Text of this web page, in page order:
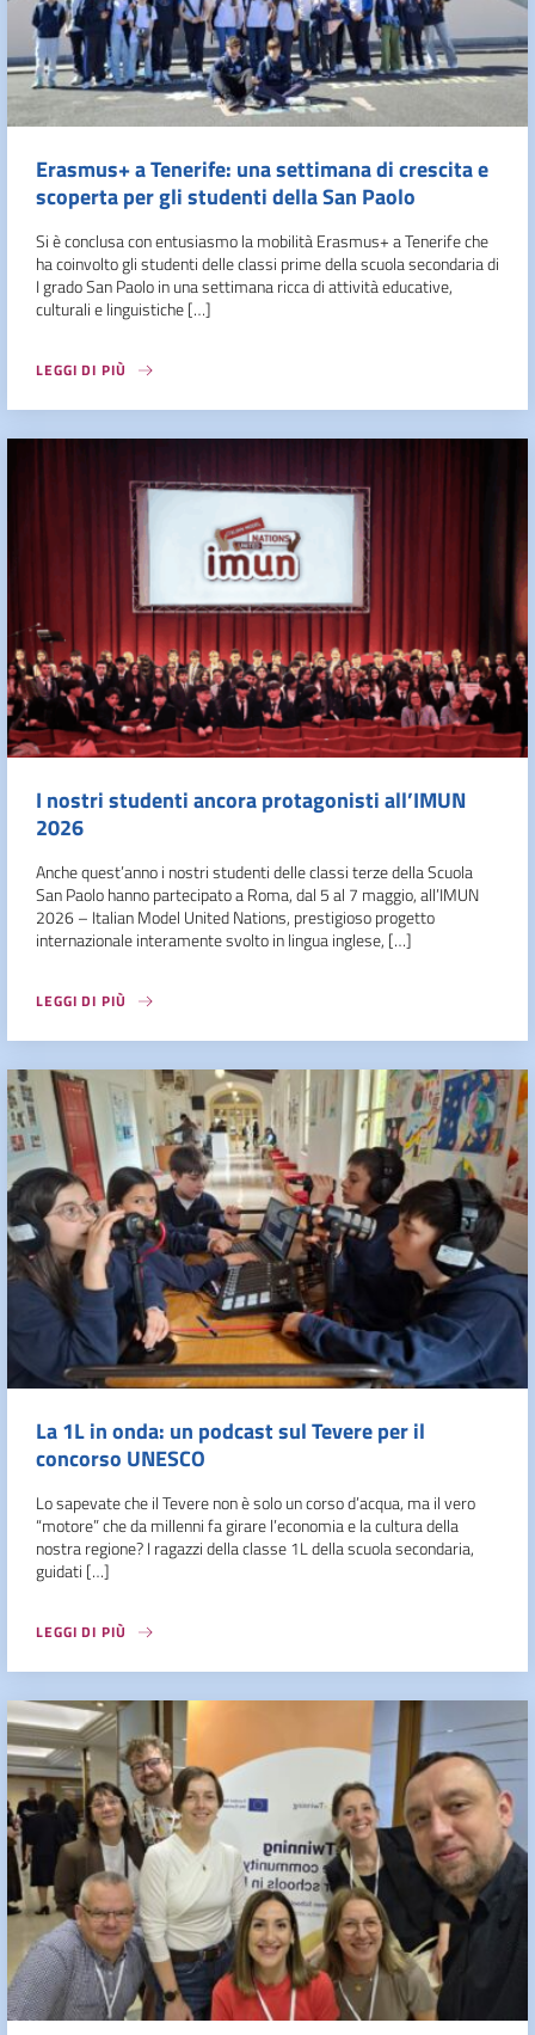
Erasmus+ a Tenerife: una settimana di crescita e
scoperta per gli studenti della San Paolo
Si è conclusa con entusiasmo la mobilità Erasmus+ a Tenerife che
ha coinvolto gli studenti delle classi prime della scuola secondaria di
I grado San Paolo in una settimana ricca di attività educative,
culturali e linguistiche […]
LEGGI DI PIÙ
I nostri studenti ancora protagonisti all’IMUN
2026
Anche quest’anno i nostri studenti delle classi terze della Scuola
San Paolo hanno partecipato a Roma, dal 5 al 7 maggio, all’IMUN
2026 – Italian Model United Nations, prestigioso progetto
internazionale interamente svolto in lingua inglese, […]
LEGGI DI PIÙ
La 1L in onda: un podcast sul Tevere per il
concorso UNESCO
Lo sapevate che il Tevere non è solo un corso d’acqua, ma il vero
“motore” che da millenni fa girare l’economia e la cultura della
nostra regione? I ragazzi della classe 1L della scuola secondaria,
guidati […]
LEGGI DI PIÙ